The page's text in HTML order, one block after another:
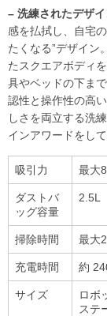
– 洗練されたデザ
感を払拭し、自宅
たくなる”デザイン
たスクエアボディ
具やベッドの下ま
認性と操作性の高
しさを両立する洗
インアワードをして
吸引⼒ 最⼤
ダストバ
ッグ容量
2.5L
掃除時間 最⼤
充電時間 約
サイズ
ロボ
ステ